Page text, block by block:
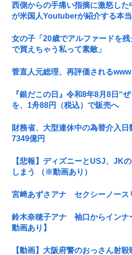
西側からの手痛い指摘に激怒し
が米国人Youtuberが紹介する本
女の子「20歳でアルファードを
で買えちゃう私って素敵」
菅直人元総理、再評価されるwww
『銀だこの日』令和8年8月8日“
を、1舟88円（税込）で販売へ
財務省、大型連休中の為替介入
7349億円
【悲報】ディズニーとUSJ、JK
しまう （※動画あり）
宮﨑あずさアナ セクシーノース
鈴木奈穂子アナ 袖口からインナ
動画あり】
【動画】大阪府警のおっさん射